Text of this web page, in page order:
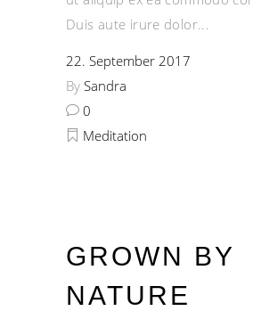
Duis aute irure dolor
22. September 2017
By Sandra
0
Meditation
GROWN BY
NATURE